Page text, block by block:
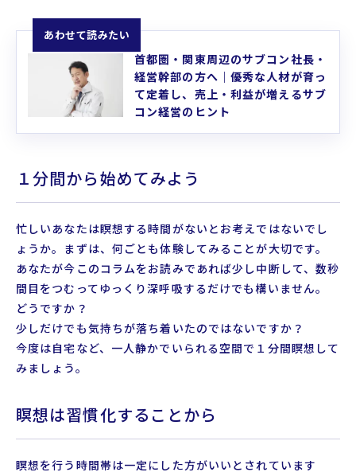
あわせて読みたい
首都圏・関東周辺のサブコン社長・
経営幹部の方へ｜優秀な人材が育っ
て定着し、売上・利益が増えるサブ
コン経営のヒント
１分間から始めてみよう
忙しいあなたは瞑想する時間がないとお考えではないでし
ょうか。まずは、何ごとも体験してみることが大切です。
あなたが今このコラムをお読みであれば少し中断して、数秒
間目をつむってゆっくり深呼吸するだけでも構いません。
どうですか？
少しだけでも気持ちが落ち着いたのではないですか？
今度は自宅など、一人静かでいられる空間で１分間瞑想して
みましょう。
瞑想は習慣化することから
瞑想を行う時間帯は一定にした方がいいとされています